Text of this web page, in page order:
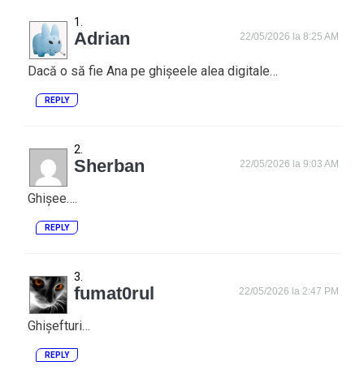
Adrian 22/05/2026 la 8:25 AM
Dacă o să fie Ana pe ghișeele alea digitale…
REPLY
Sherban 22/05/2026 la 9:03 AM
Ghișee….
REPLY
fumat0rul 22/05/2026 la 2:47 PM
Ghișefturi…
REPLY